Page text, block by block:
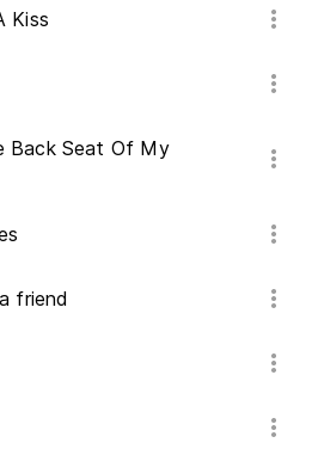
Kiss
Back Seat Of My
friend